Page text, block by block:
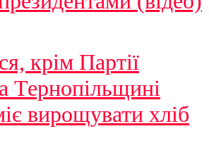
крім Партії
Тернопільщині
вирощувати хліб